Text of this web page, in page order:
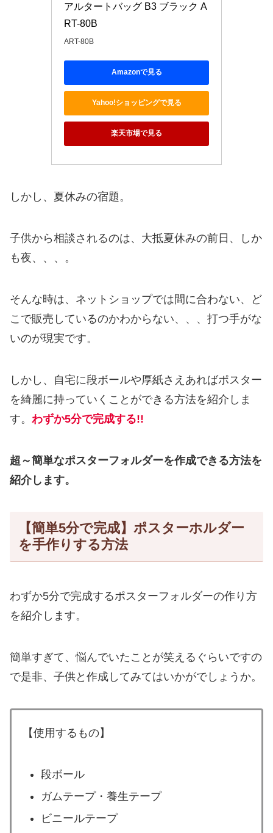
アルタートバッグ B3 ブラック A
RT-80B
ART-80B
Amazonで見る
Yahoo!ショッピングで見る
楽天市場で見る
しかし、夏休みの宿題。
子供から相談されるのは、大抵夏休みの前日、しか
も夜、、、。
そんな時は、ネットショップでは間に合わない、ど
こで販売しているのかわからない、、、打つ手がな
いのが現実です。
しかし、自宅に段ボールや厚紙さえあればポスター
を綺麗に持っていくことができる方法を紹介しま
す。 わずか5分で完成する!!
超～簡単なポスターフォルダーを作成できる方法を
紹介します。
【簡単5分で完成】ポスターホルダー
を手作りする方法
わずか5分で完成するポスターフォルダーの作り方
を紹介します。
簡単すぎて、悩んでいたことが笑えるぐらいですの
で是非、子供と作成してみてはいかがでしょうか。
【使用するもの】
段ボール
ガムテープ・養生テープ
ビニールテープ